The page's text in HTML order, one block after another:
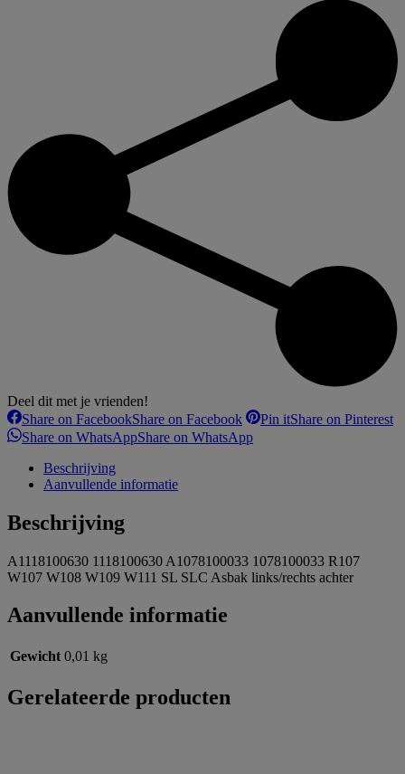
Deel dit met je vrienden!
Share on FacebookShare on Facebook Pin itShare on Pinterest
Share on WhatsAppShare on WhatsApp
Beschrijving
Aanvullende informatie
Beschrijving
A1118100630 1118100630 A1078100033 1078100033 R107
W107 W108 W109 W111 SL SLC Asbak links/rechts achter
Aanvullende informatie
Gewicht 0,01 kg
Gerelateerde producten